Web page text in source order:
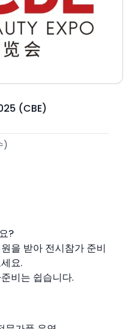
(CBE)
)
?
을 받아 전시참가 준비
요.
비는 쉽습니다.